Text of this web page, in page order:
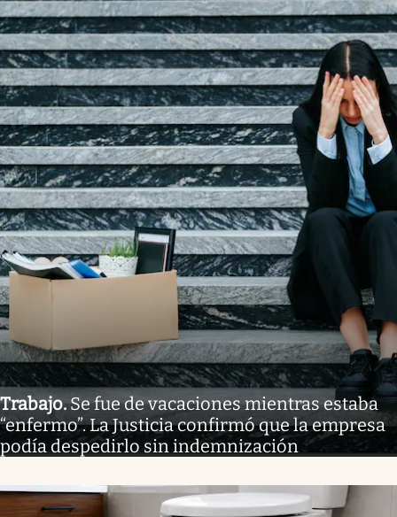
Trabajo.Se fue de vacaciones mientras estaba
“enfermo”. La Justicia confirmó que la empresa
podía despedirlo sin indemnización